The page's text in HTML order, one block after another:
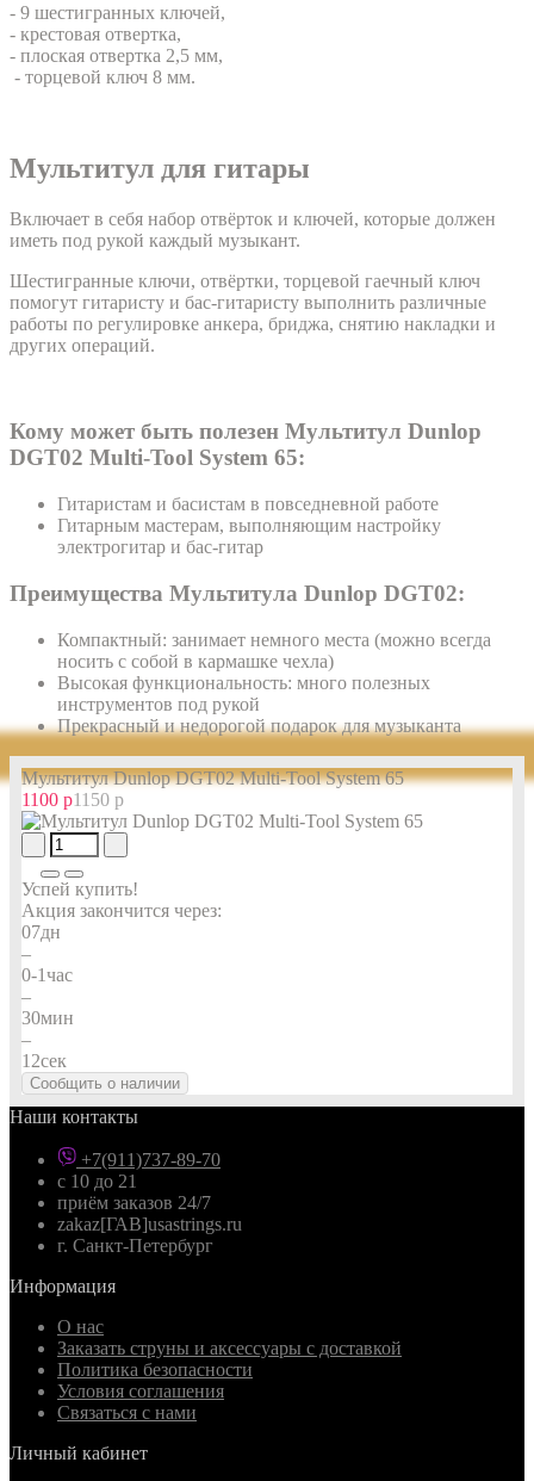
- 9 шестигранных ключей,
- крестовая отвертка,
- плоская отвертка 2,5 мм,
- торцевой ключ 8 мм.
Мультитул для гитары
Включает в себя набор отвёрток и ключей, которые должен
иметь под рукой каждый музыкант.
Шестигранные ключи, отвёртки, торцевой гаечный ключ
помогут гитаристу и бас-гитаристу выполнить различные
работы по регулировке анкера, бриджа, снятию накладки и
других операций.
Кому может быть полезен Мультитул Dunlop
DGT02 Multi-Tool System 65:
Гитаристам и басистам в повседневной работе
Гитарным мастерам, выполняющим настройку
электрогитар и бас-гитар
Преимущества Мультитула Dunlop DGT02:
Компактный: занимает немного места (можно всегда
носить с собой в кармашке чехла)
Высокая функциональность: много полезных
инструментов под рукой
Прекрасный и недорогой подарок для музыканта
Мультитул Dunlop DGT02 Multi-Tool System 65
1100 р1150 р
Успей купить!
Акция закончится через:
07дн
–
0-1час
–
30мин
–
12сек
Сообщить о наличии
Наши контакты
+7(911)737-89-70
с 10 до 21
приём заказов 24/7
zakaz[ГАВ]usastrings.ru
г. Санкт-Петербург
Информация
О нас
Заказать струны и аксессуары с доставкой
Политика безопасности
Условия соглашения
Связаться с нами
Личный кабинет